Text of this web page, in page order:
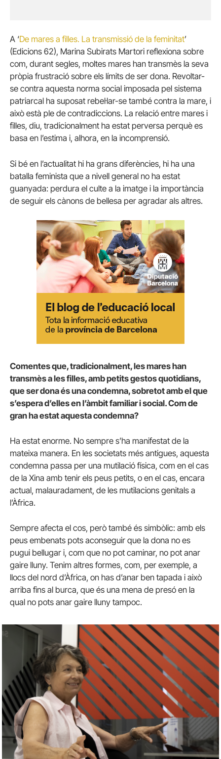
A ‘De mares a filles. La transmissió de la feminitat’
(Edicions 62), Marina Subirats Martori reflexiona sobre
com, durant segles, moltes mares han transmès la seva
pròpia frustració sobre els límits de ser dona. Revoltar-
se contra aquesta norma social imposada pel sistema
patriarcal ha suposat rebel·lar-se també contra la mare, i
això està ple de contradiccions. La relació entre mares i
filles, diu, tradicionalment ha estat perversa perquè es
basa en l’estima i, alhora, en la incomprensió.
Si bé en l’actualitat hi ha grans diferències, hi ha una
batalla feminista que a nivell general no ha estat
guanyada: perdura el culte a la imatge i la importància
de seguir els cànons de bellesa per agradar als altres.
Comentes que, tradicionalment, les mares han
transmès a les filles, amb petits gestos quotidians,
que ser dona és una condemna, sobretot amb el que
s’espera d’elles en l’àmbit familiar i social. Com de
gran ha estat aquesta condemna?
Ha estat enorme. No sempre s’ha manifestat de la
mateixa manera. En les societats més antigues, aquesta
condemna passa per una mutilació física, com en el cas
de la Xina amb tenir els peus petits, o en el cas, encara
actual, malauradament, de les mutilacions genitals a
l’Àfrica.
Sempre afecta el cos, però també és simbòlic: amb els
peus embenats pots aconseguir que la dona no es
pugui bellugar i, com que no pot caminar, no pot anar
gaire lluny. Tenim altres formes, com, per exemple, a
llocs del nord d’Àfrica, on has d’anar ben tapada i això
arriba fins al burca, que és una mena de presó en la
qual no pots anar gaire lluny tampoc.